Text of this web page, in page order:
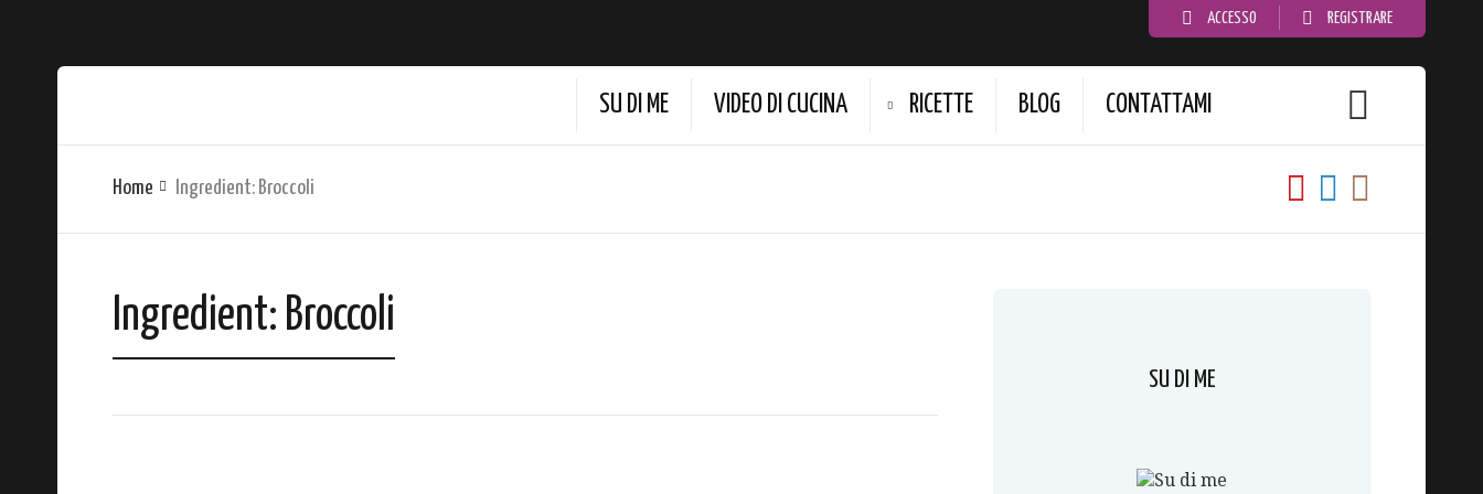
ACCESSO REGISTRARE
SU DI ME VIDEO DI CUCINA RICETTE BLOG CONTATTAMI
Home Ingredient: Broccoli
Ingredient: Broccoli
SU DI ME